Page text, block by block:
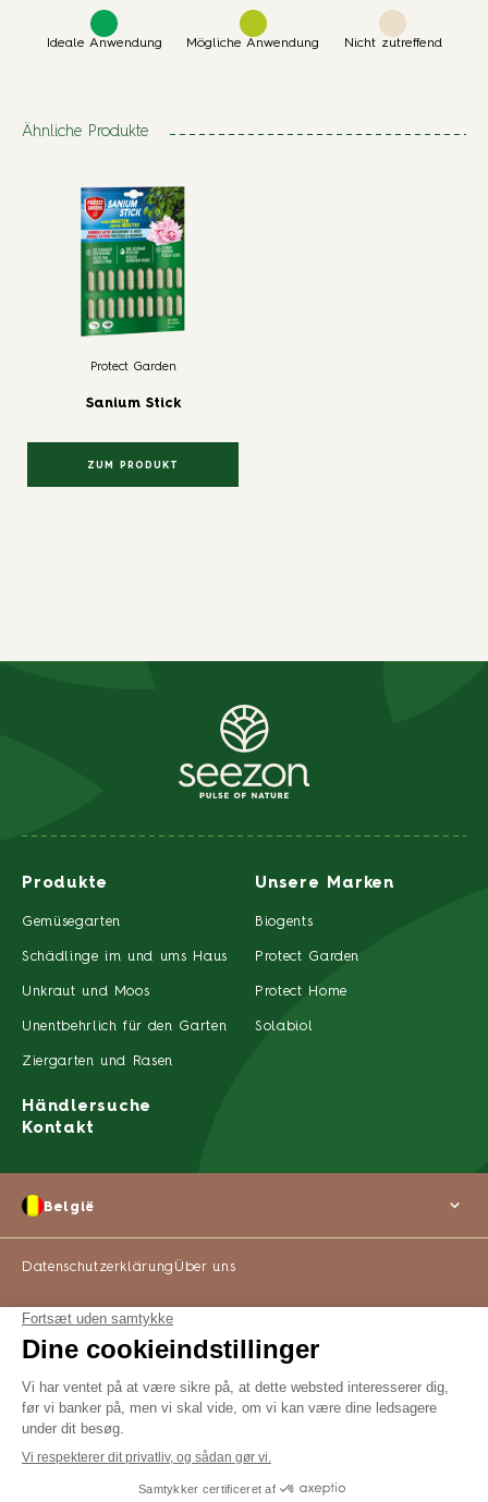
Ideale Anwendung Mögliche Anwendung Nicht zutreffend
Ähnliche Produkte
Protect Garden
Sanium Stick
ZUM PRODUKT
Produkte
Gemüsegarten
Schädlinge im und ums Haus
Unkraut und Moos
Unentbehrlich für den Garten
Ziergarten und Rasen
Unsere Marken
Biogents
Protect Garden
Protect Home
Solabiol
Händlersuche
Kontakt
Datenschutzerklärung Über uns
©2022 SBM Life Science Alle Rechte vorbehalten
België